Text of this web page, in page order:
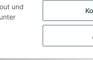
und